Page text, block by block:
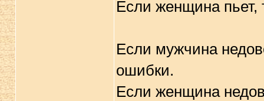
Если женщина пьет,
Если мужчина
ошибки.
Если женщина